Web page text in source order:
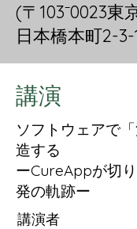
(〒103⁻0023東
日本橋本町2-3-
講演
ソフトウェアで
造する
ーCureAppが切
発の軌跡ー
講演者